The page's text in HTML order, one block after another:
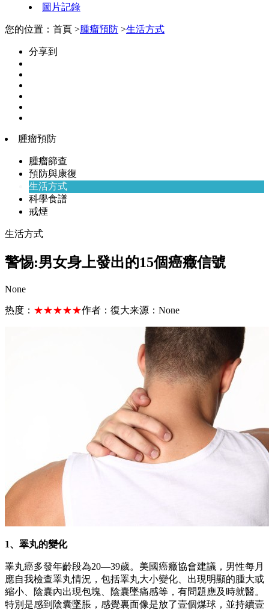
圖片記錄
您的位置：首頁 >腫瘤預防 >生活方式
分享到
腫瘤預防
腫瘤篩查
預防與康復
生活方式
科學食譜
戒煙
生活方式
警惕:男女身上發出的15個癌癥信號
None
热度： ★★★★★作者： 復大来源： None
1、睪丸的變化
睪丸癌多發年齡段為20—39歲。美國癌癥協會建議，男性每月
應自我檢查睪丸情況，包括睪丸大小變化、出現明顯的腫大或
縮小、陰囊內出現包塊、陰囊墜痛感等，有問題應及時就醫。
特別是感到陰囊墜脹，感覺裏面像是放了壹個煤球，並持續壹